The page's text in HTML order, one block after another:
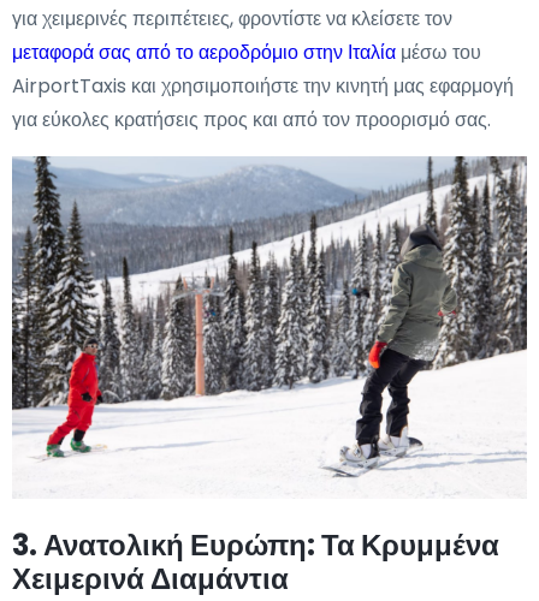
για χειμερινές περιπέτειες, φροντίστε να κλείσετε τον
μεταφορά σας από το αεροδρόμιο στην Ιταλία μέσω του
AirportTaxis και χρησιμοποιήστε την κινητή μας εφαρμογή
για εύκολες κρατήσεις προς και από τον προορισμό σας.
3. Ανατολική Ευρώπη: Τα Κρυμμένα
Χειμερινά Διαμάντια